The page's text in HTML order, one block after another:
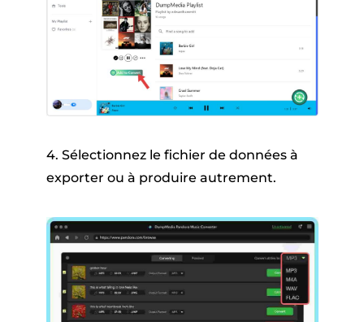
4. Sélectionnez le fichier de données à
exporter ou à produire autrement.